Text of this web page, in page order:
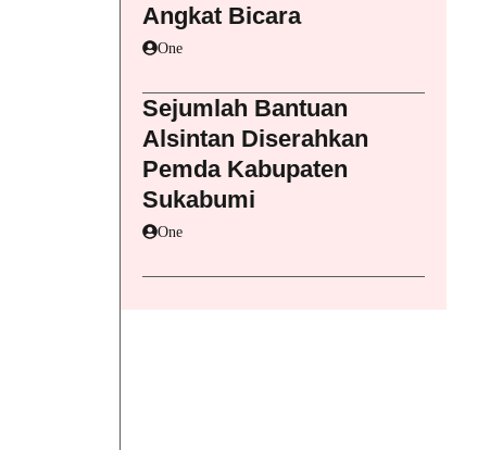
Angkat Bicara
One
Sejumlah Bantuan
Alsintan Diserahkan
Pemda Kabupaten
Sukabumi
One